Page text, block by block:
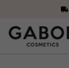
Iscriviti alla